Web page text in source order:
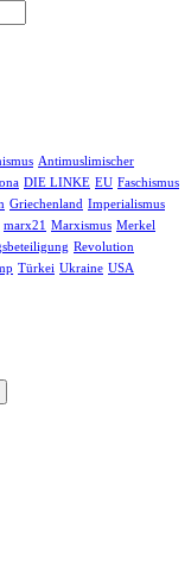
Antimuslimischer
DIE LINKE EU Faschismus
Griechenland Imperialismus
marx21 Marxismus Merkel
Revolution
Türkei Ukraine USA